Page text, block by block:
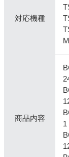
対応機種
商品内容
1